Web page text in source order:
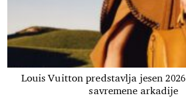
Louis Vuitton predstavlja jesen
savremene arkadije